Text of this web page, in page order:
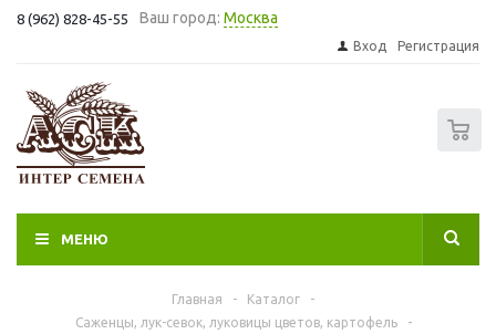
8 (962) 828-45-55 Ваш город: Москва
Вход Регистрация
МЕНЮ
Главная - Каталог
-
Саженцы, лук-севок, луковицы цветов, картофель
-